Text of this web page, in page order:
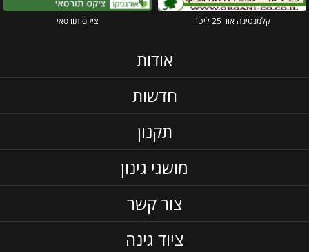
קלמנטינה אור 25 ליטר ציקס תורסאי
אודות
חדשות
תקנון
מושגי גינון
צור קשר
ציוד גינה